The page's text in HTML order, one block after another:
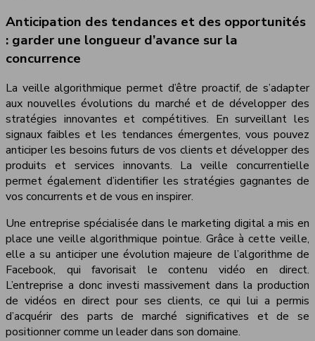
Anticipation des tendances et des opportunités
: garder une longueur d’avance sur la
concurrence
La veille algorithmique permet d’être proactif, de s’adapter
aux nouvelles évolutions du marché et de développer des
stratégies innovantes et compétitives. En surveillant les
signaux faibles et les tendances émergentes, vous pouvez
anticiper les besoins futurs de vos clients et développer des
produits et services innovants. La veille concurrentielle
permet également d’identifier les stratégies gagnantes de
vos concurrents et de vous en inspirer.
Une entreprise spécialisée dans le marketing digital a mis en
place une veille algorithmique pointue. Grâce à cette veille,
elle a su anticiper une évolution majeure de l’algorithme de
Facebook, qui favorisait le contenu vidéo en direct.
L’entreprise a donc investi massivement dans la production
de vidéos en direct pour ses clients, ce qui lui a permis
d’acquérir des parts de marché significatives et de se
positionner comme un leader dans son domaine.